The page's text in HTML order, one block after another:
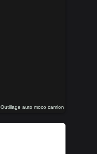
Outillage auto moco camion